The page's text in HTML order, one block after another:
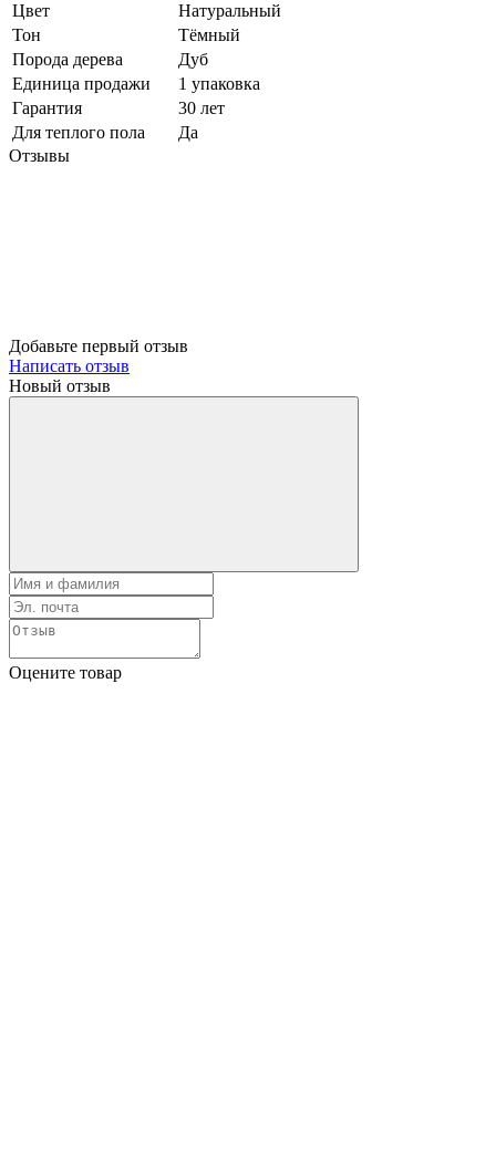
Цвет
Натуральный
Тон
Тёмный
Порода дерева
Дуб
Единица продажи
1 упаковка
Гарантия
30 лет
Для теплого пола
Да
Отзывы
Добавьте первый отзыв
Написать отзыв
Новый отзыв
Оцените товар